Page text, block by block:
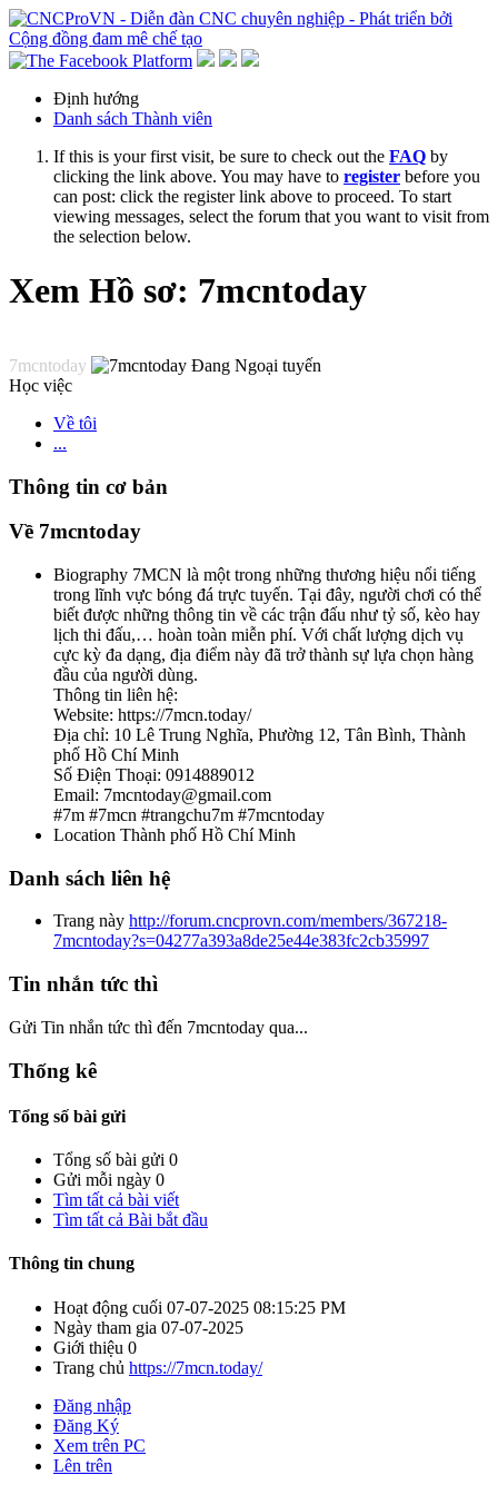
Định hướng
Danh sách Thành viên
If this is your first visit, be sure to check out the FAQ by
clicking the link above. You may have to register before you
can post: click the register link above to proceed. To start
viewing messages, select the forum that you want to visit from
the selection below.
Xem Hồ sơ: 7mcntoday
7mcntoday
Học việc
Về tôi
...
Thông tin cơ bản
Về 7mcntoday
Biography 7MCN là một trong những thương hiệu nổi tiếng
trong lĩnh vực bóng đá trực tuyến. Tại đây, người chơi có thể
biết được những thông tin về các trận đấu như tỷ số, kèo hay
lịch thi đấu,… hoàn toàn miễn phí. Với chất lượng dịch vụ
cực kỳ đa dạng, địa điểm này đã trở thành sự lựa chọn hàng
đầu của người dùng.
Thông tin liên hệ:
Website: https://7mcn.today/
Địa chỉ: 10 Lê Trung Nghĩa, Phường 12, Tân Bình, Thành
phố Hồ Chí Minh
Số Điện Thoại: 0914889012
Email: 7mcntoday@gmail.com
#7m #7mcn #trangchu7m #7mcntoday
Location Thành phố Hồ Chí Minh
Danh sách liên hệ
Trang này http://forum.cncprovn.com/members/367218-
7mcntoday?s=04277a393a8de25e44e383fc2cb35997
Tin nhắn tức thì
Gửi Tin nhắn tức thì đến 7mcntoday qua...
Thống kê
Tổng số bài gửi
Tổng số bài gửi 0
Gửi mỗi ngày 0
Tìm tất cả bài viết
Tìm tất cả Bài bắt đầu
Thông tin chung
Hoạt động cuối 07-07-2025 08:15:25 PM
Ngày tham gia 07-07-2025
Giới thiệu 0
Trang chủ https://7mcn.today/
Đăng nhập
Đăng Ký
Xem trên PC
Lên trên